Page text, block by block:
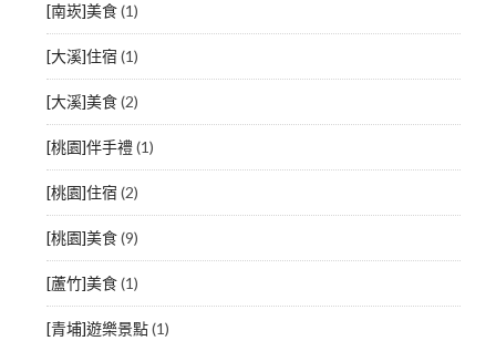
[南崁]美食(1)
[大溪]住宿 (1)
[大溪]美食(2)
[桃園]伴手禮(1)
[桃園]住宿 (2)
[桃園]美食(9)
[蘆竹]美食(1)
[青埔]遊樂景點(1)